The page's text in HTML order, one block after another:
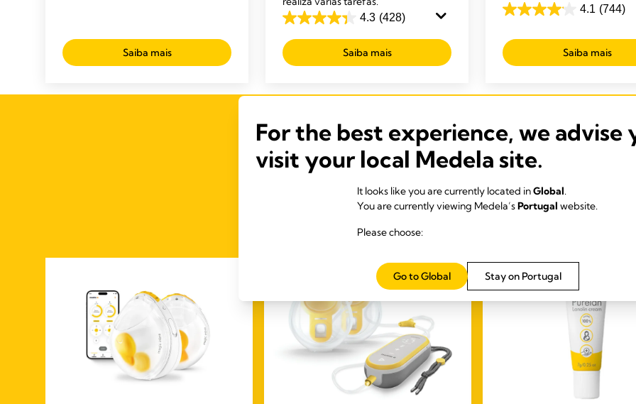
estrelas.
209
Saiba mais
4.3 (428)
4.3
em
5
428
Saiba mais
4.1 (744)
4.1
5
estrelas.
Saiba mais
Nossos Mais Vendidos
For the best experience, we advise
visit your local Medela site.
It looks like you are currently located inGlobal.
You are currently viewing Medela’sPortugal website.
Please choose:
Stay on Portugal
Go to Global